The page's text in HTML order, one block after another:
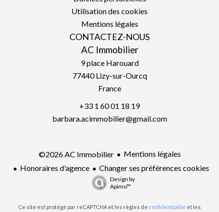
Utilisation des cookies
Mentions légales
CONTACTEZ-NOUS
AC Immobilier
9 place Harouard
77440Lizy-sur-Ourcq
France
+33 1 60 01 18 19
barbara.acimmobilier@gmail.com
©2026 AC Immobilier
Mentions légales
Honoraires d'agence
Changer ses préférences cookies
Design by
Apimo™
Ce site est protégé par reCAPTCHA et les règles de confidentialité et les